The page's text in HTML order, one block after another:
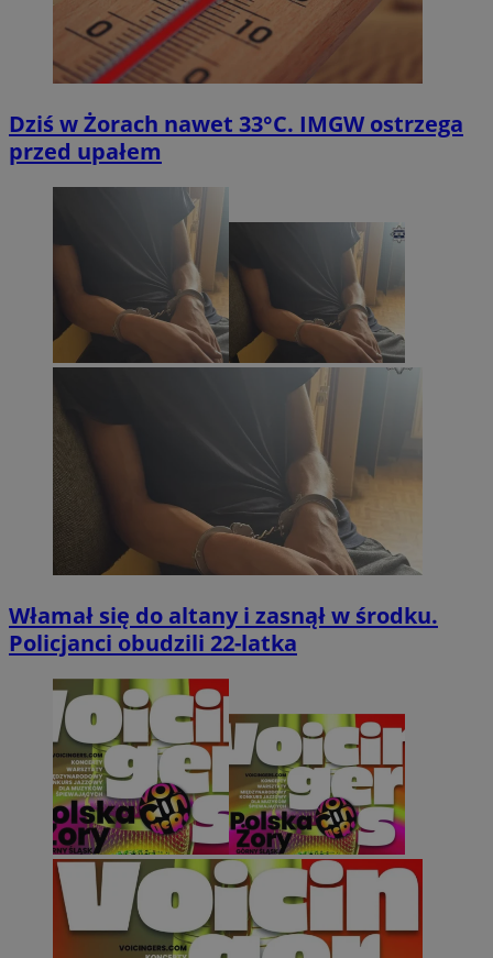
Dziś w Żorach nawet 33°C. IMGW ostrzega
przed upałem
Włamał się do altany i zasnął w środku.
Policjanci obudzili 22-latka